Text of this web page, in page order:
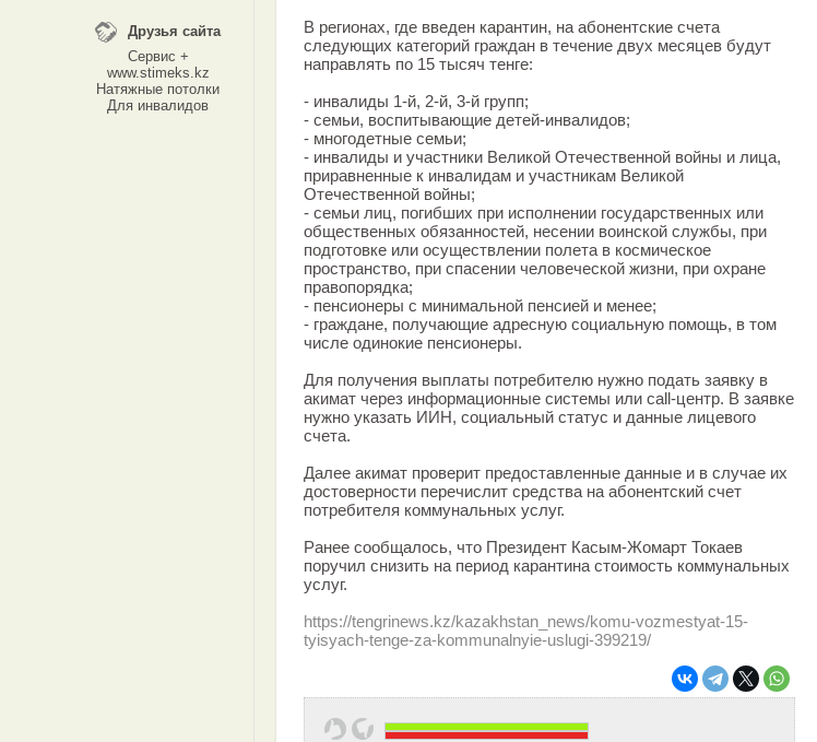
Друзья сайта
Сервис +
www.stimeks.kz
Натяжные потолки
Для инвалидов
В регионах, где введен карантин, на абонентские счета
следующих категорий граждан в течение двух месяцев будут
направлять по 15 тысяч тенге:
- инвалиды 1-й, 2-й, 3-й групп;
- семьи, воспитывающие детей-инвалидов;
- многодетные семьи;
- инвалиды и участники Великой Отечественной войны и лица,
приравненные к инвалидам и участникам Великой
Отечественной войны;
- семьи лиц, погибших при исполнении государственных или
общественных обязанностей, несении воинской службы, при
подготовке или осуществлении полета в космическое
пространство, при спасении человеческой жизни, при охране
правопорядка;
- пенсионеры с минимальной пенсией и менее;
- граждане, получающие адресную социальную помощь, в том
числе одинокие пенсионеры.
Для получения выплаты потребителю нужно подать заявку в
акимат через информационные системы или call-центр. В заявке
нужно указать ИИН, социальный статус и данные лицевого
счета.
Далее акимат проверит предоставленные данные и в случае их
достоверности перечислит средства на абонентский счет
потребителя коммунальных услуг.
Ранее сообщалось, что Президент Касым-Жомарт Токаев
поручил снизить на период карантина стоимость коммунальных
услуг.
https://tengrinews.kz/kazakhstan_news/komu-vozmestyat-15-
tyisyach-tenge-za-kommunalnyie-uslugi-399219/